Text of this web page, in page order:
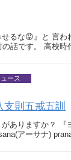
せるな😡』と 言
の話です。 高校
ュース
則五戒五訓
ありますか？
アーサナ)